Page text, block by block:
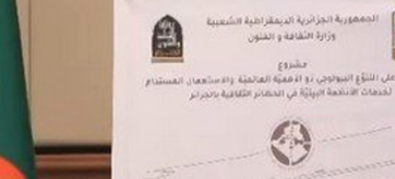
بلدية
لترميم